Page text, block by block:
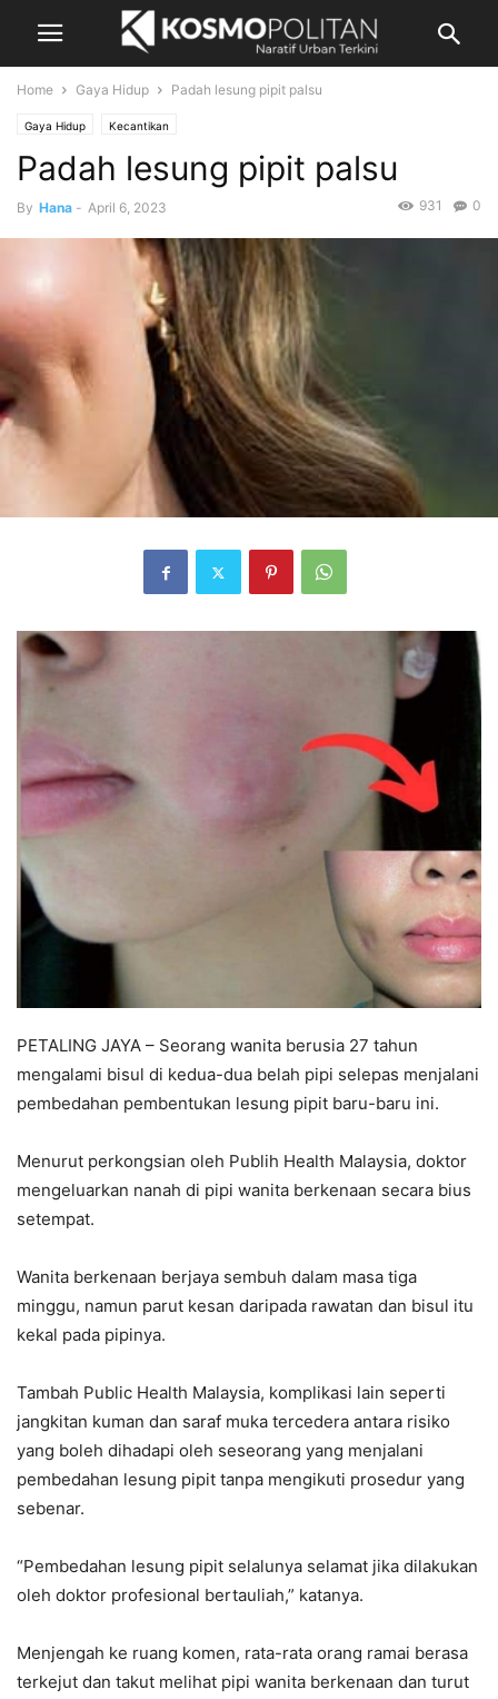
Home Gaya Hidup Padah lesung pipit palsu
Gaya Hidup Kecantikan
Padah lesung pipit palsu
By Hana - April 6, 2023 0
931
PETALING JAYA – Seorang wanita berusia 27 tahun
mengalami bisul di kedua-dua belah pipi selepas menjalani
pembedahan pembentukan lesung pipit baru-baru ini.
Menurut perkongsian oleh Publih Health Malaysia, doktor
mengeluarkan nanah di pipi wanita berkenaan secara bius
setempat.
Wanita berkenaan berjaya sembuh dalam masa tiga
minggu, namun parut kesan daripada rawatan dan bisul itu
kekal pada pipinya.
Tambah Public Health Malaysia, komplikasi lain seperti
jangkitan kuman dan saraf muka tercedera antara risiko
yang boleh dihadapi oleh seseorang yang menjalani
pembedahan lesung pipit tanpa mengikuti prosedur yang
sebenar.
“Pembedahan lesung pipit selalunya selamat jika dilakukan
oleh doktor profesional bertauliah,” katanya.
Menjengah ke ruang komen, rata-rata orang ramai berasa
terkejut dan takut melihat pipi wanita berkenaan dan turut